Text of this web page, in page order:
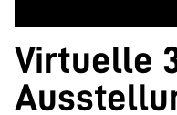
Virtuelle